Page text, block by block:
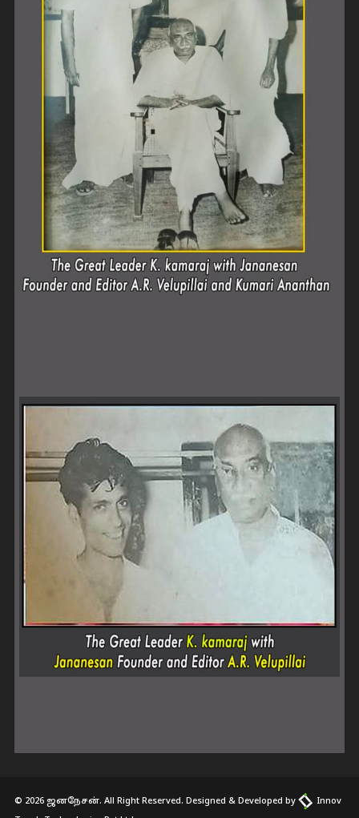
© 2026 ஜனநேசன். All Right Reserved. Designed & Developed by
Innov